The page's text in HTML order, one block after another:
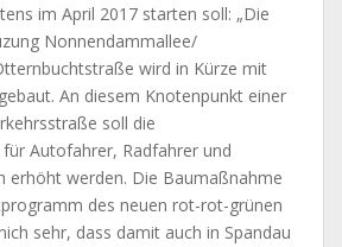
im April 2017 starten soll: „Die
Nonnendammallee/
wird in Kürze mit
An diesem Knotenpunkt einer
soll die
Autofahrer, Radfahrer und
erhöht werden. Die Baumaßnahme
des neuen rot-rot-grünen
sehr, dass damit auch in Spandau